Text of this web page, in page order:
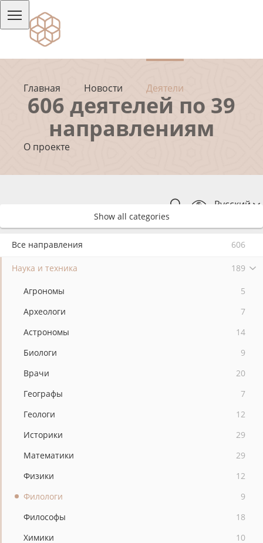
Главная Новости Деятели
О проекте
Русский
606 деятелей по 39
направлениям
Show all categories
Все направления 606
Наука и техника 189
Агрономы
5
Археологи
7
Астрономы
14
Биологи
9
Врачи
20
Географы
7
Геологи
12
Историки
29
Математики
29
Физики
12
Филологи
9
Философы
18
Химики
10